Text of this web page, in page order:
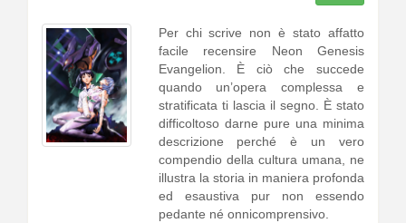
Per chi scrive non è stato affatto
facile recensire Neon Genesis
Evangelion. È ciò che succede
quando un’opera complessa e
stratificata ti lascia il segno. È stato
difficoltoso darne pure una minima
descrizione perché è un vero
compendio della cultura umana, ne
illustra la storia in maniera profonda
ed esaustiva pur non essendo
pedante né onnicomprensivo.